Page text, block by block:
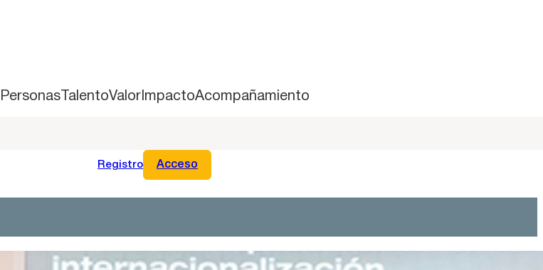
PersonasTalentoValorImpactoAcompañamiento
Registro Acceso